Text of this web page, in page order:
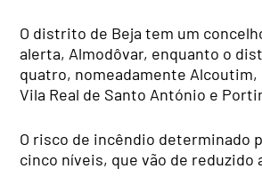
O distrito de Beja tem um
alerta, Almodôvar, enquanto o
quatro, nomeadamente Alcoutim,
Vila Real de Santo António e
O risco de incêndio determinado
cinco níveis, que vão de reduzido